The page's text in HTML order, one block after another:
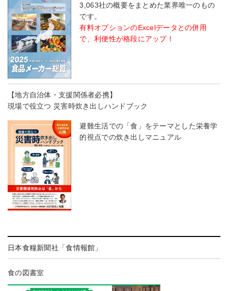
3,063社の概要をまとめた業界唯一のもの
です。
有料オプションのExcelデータとの併用
で、利便性が格段にアップ！
【地方自治体・支援関係者必携】
現場で役立つ 災害時炊き出しハンドブック
避難生活での「食」をテーマとした栄養学
的視点での炊き出しマニュアル
日本食糧新聞社「食情報館」
食の図書室